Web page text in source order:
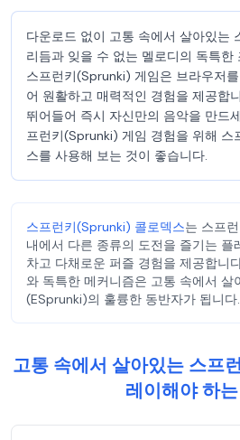
다운로드 없이 고통 속에서 살아있는
리듬과 잊을 수 없는 멜로디의 독특한
스프런키(Sprunki) 게임은 브라우저
어 원활하고 매력적인 경험을 제공합
뛰어들어 즉시 자신만의 음악을 만드
프런키(Sprunki) 게임 경험을 위해 스
스를 사용해 보는 것이 좋습니다.
스프런키(Sprunki) 콜로덱스는 스프
내에서 다른 종류의 도전을 즐기는 플
차고 다채로운 퍼즐 경험을 제공합니
와 독특한 메커니즘은 고통 속에서 살
(ESprunki)의 훌륭한 동반자가 됩니다.
고통 속에서 살아있는 스프
레이해야 하